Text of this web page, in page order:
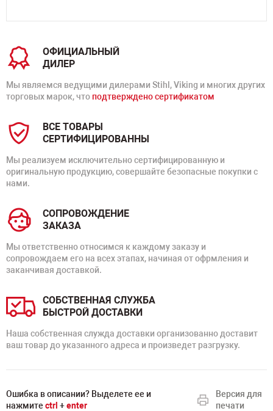
ОФИЦИАЛЬНЫЙ
ДИЛЕР
Мы являемся ведущими дилерами Stihl, Viking и многих других
торговых марок, что подтверждено сертификатом
ВСЕ ТОВАРЫ
СЕРТИФИЦИРОВАННЫ
Мы реализуем исключительно сертифицированную и
оригинальную продукцию, совершайте безопасные покупки с
нами.
СОПРОВОЖДЕНИЕ
ЗАКАЗА
Мы ответственно относимся к каждому заказу и
сопровождаем его на всех этапах, начиная от офрмления и
заканчивая доставкой.
СОБСТВЕННАЯ СЛУЖБА
БЫСТРОЙ ДОСТАВКИ
Наша собственная служда доставки организованно доставит
ваш товар до указанного адреса и произведет разгрузку.
Ошибка в описании? Выделете ее и
нажмите ctrl +enter
Версия для
печати